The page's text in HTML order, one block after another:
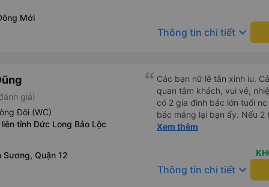
Mới
chung, đó là trải nghiệm
đình. Chúng tôi rất vui và
thứ đều diễn ra suôn sẻ!
Thông tin chi tiết keyboard_arrow_down
giá)
Đôi (WC)
tỉnh Đức Long Bảo Lộc
Sương, Quận 12
Các bạn nữ lễ tân xinh iu.
quan tâm khách, vui vẻ, nhiệt tình. Trong
có 2 gia đình bác lớn tuổi
bác mắng lại bạn ấy. Nếu 2
ngược lại nha. Bạn ấy nhắc
nhau xuất hiện trong giấc mơ của mình luôn. Nên nếu
bị phản ánh thì đừng trừ
thì bảo bạn ấy liên hệ sđt
Xem thêm
Thông tin chi tiết keyboard_arrow_down